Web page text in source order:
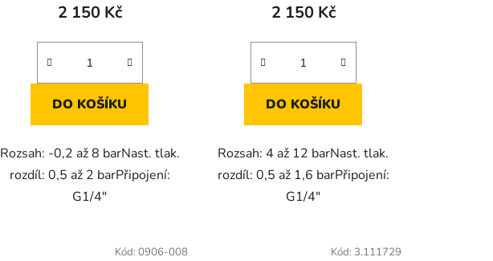
2 150 Kč
DO KOŠÍKU
Rozsah: -0,2 až 8 barNast. tlak.
rozdíl: 0,5 až 2 barPřipojení:
G1/4"
2 150 Kč
DO KOŠÍKU
Rozsah: 4 až 12 barNast. tlak.
rozdíl: 0,5 až 1,6 barPřipojení:
G1/4"
Kód: 0906-008 Kód: 3.111729